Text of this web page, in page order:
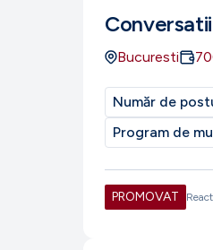
Bucuresti
Număr de
Program de
PROMOVAT